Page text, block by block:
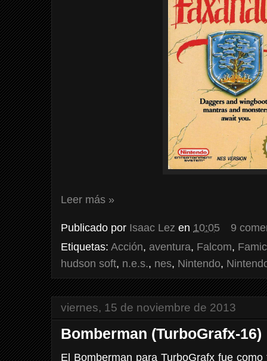
Leer más »
Publicado por Isaac Lez en 10:05
9
Etiquetas: Acción, aventura, Falcom,
hudson soft, n.e.s., nes, Nintendo,
viernes, 15 de noviembre de 2013
Bomberman (TurboGrafx-16)
El Bomberman para TurboGrafx fue